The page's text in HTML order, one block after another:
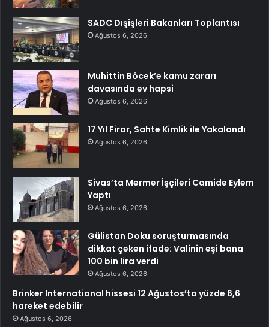
SADC Dışişleri Bakanları Toplantısı
Ağustos 6, 2026
Muhittin Böcek’e kamu zararı
davasında ev hapsi
Ağustos 6, 2026
17 Yıl Firar, Sahte Kimlik ile Yakalandı
Ağustos 6, 2026
Sivas’ta Mermer İşçileri Camide Eylem
Yaptı
Ağustos 6, 2026
Gülistan Doku soruşturmasında
dikkat çeken ifade: Valinin eşi bana
100 bin lira verdi
Ağustos 6, 2026
Brinker International hissesi 12 Ağustos’ta yüzde 6,6
hareket edebilir
Ağustos 6, 2026